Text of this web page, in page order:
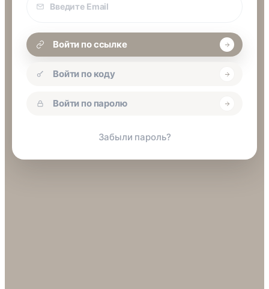
покупки
Войти по ссылке
Войти по коду
Войти по паролю
Забыли пароль?